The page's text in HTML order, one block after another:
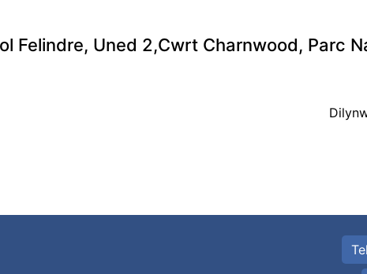
Felindre, Uned 2,Cwrt Charnwood, Parc